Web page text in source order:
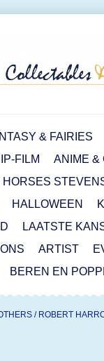
& FAIRIES
FILM
ANIME &
HORSES
HALLOWEEN
LAATSTE
ARTIST
BEREN EN
/ ROBERT